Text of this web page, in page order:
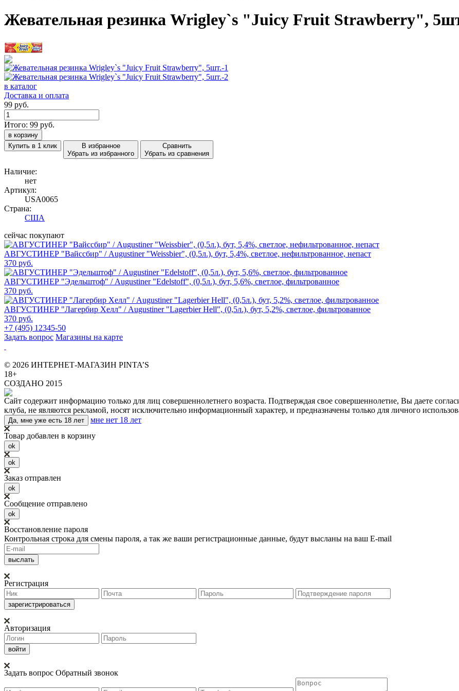
Жевательная резинка Wrigley`s "Juicy Fruit Strawberry",
в каталог
Доставка и оплата
99 руб.
Итого: 99 руб.
в корзину
Купить в 1 клик
В избранное
Убрать из избранного
Сравнить
Убрать из сравнения
Наличие:
нет
Артикул:
USA0065
Страна:
США
сейчас покупают
АВГУСТИНЕР "Вайссбир" / Augustiner "Weissbier", (0,5л.), бут, 5,4%, светлое, нефильтрованное, непаст
370 руб.
АВГУСТИНЕР "Эдельштоф" / Augustiner "Edelstoff", (0,5л.), бут, 5,6%, светлое, фильтрованное
370 руб.
АВГУСТИНЕР "Лагербир Хелл" / Augustiner "Lagerbier Hell", (0,5л.), бут, 5,2%, светлое, фильтрованное
370 руб.
+7 (495) 12345-50
Задать вопрос Магазины на карте
© 2026 ИНТЕРНЕТ-МАГАЗИН PINTA’S
18+
СОЗДАНО 2015
Сайт содержит информацию только для лиц совершеннолетнего возраста. Подтверждая свое совершеннолетие, Вы даете
клуба, не являются рекламой, носят исключительно информационный характер, и предназначены только для личного
Да, мне уже есть 18 лет
мне нет 18 лет
Товар добавлен в корзину
ok
ok
Заказ отправлен
ok
Сообщение отправлено
ok
Восстановление пароля
Контрольная строка для смены пароля, а так же ваши регистрационные данные, будут высланы на ваш E-mail
Регистрация
Авторизация
Задать вопрос Обратный звонок